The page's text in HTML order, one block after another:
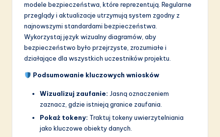
modele bezpieczeństwa, które reprezentują. Regularne
przeglądy i aktualizacje utrzymują system zgodny z
najnowszymi standardami bezpieczeństwa.
Wykorzystaj język wizualny diagramów, aby
bezpieczeństwo było przejrzyste, zrozumiałe i
działające dla wszystkich uczestników projektu.
Podsumowanie kluczowych wniosków
Wizualizuj zaufanie: Jasną oznaczeniem
zaznacz, gdzie istnieją granice zaufania.
Pokaż tokeny: Traktuj tokeny uwierzytelniania
jako kluczowe obiekty danych.